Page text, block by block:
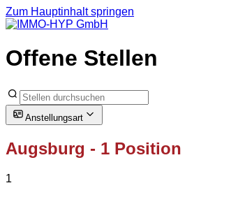
Zum Hauptinhalt springen
Offene Stellen
Anstellungsart
Augsburg - 1 Position
1